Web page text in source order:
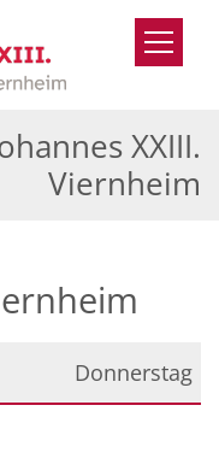
XXIII.
Viernheim
Donnerstag